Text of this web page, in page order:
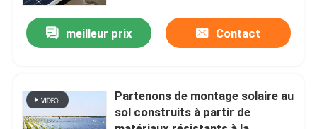
Demandez une citation
Supports de panneau solaire
entreprises
meilleur prix Contact
Partenons de montage solaire au
sol construits à partir de